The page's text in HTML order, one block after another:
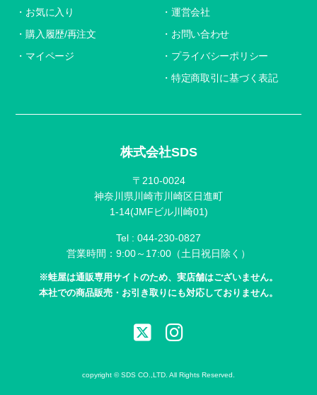
株式会社SDS
〒210-0024
神奈川県川崎市川崎区日進町
1-14(JMFビル川崎01)
Tel : 044-230-0827
営業時間：9:00～17:00（土日祝日除く）
※蛙屋は通販専用サイトのため、実店舗はございません。
本社での商品販売・お引き取りにも対応しておりません。
お気に入り
購入履歴/再注文
マイページ
運営会社
お問い合わせ
プライバシーポリシー
特定商取引に基づく表記
copyright © SDS CO.,LTD. All Rights Reserved.